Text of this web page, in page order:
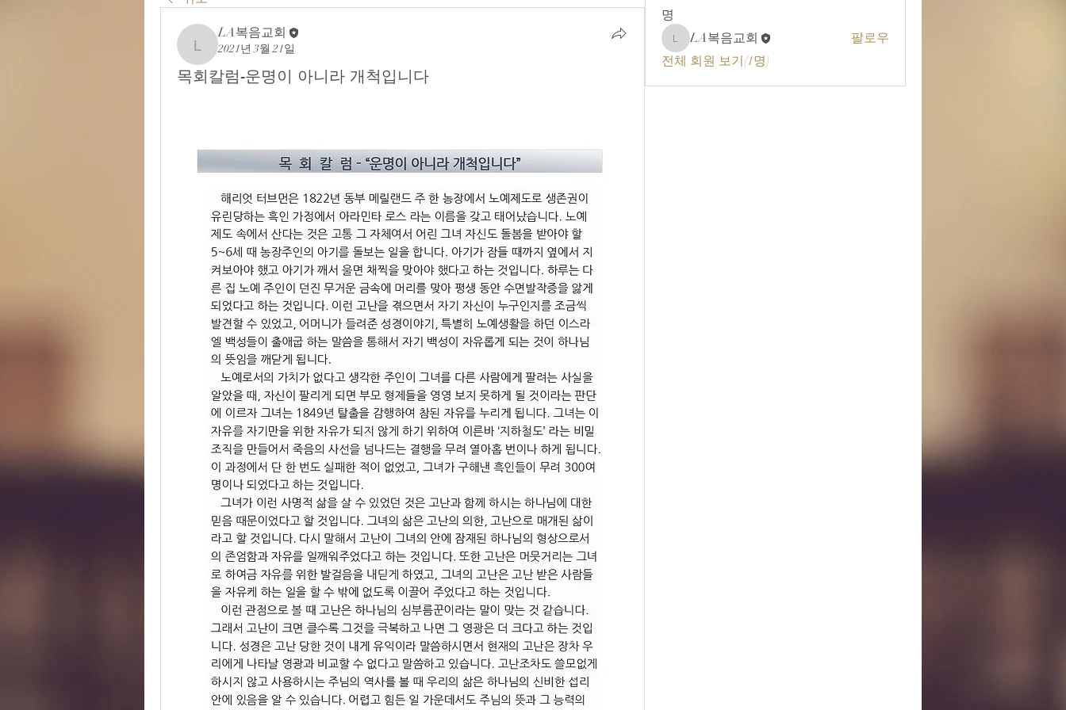
LA복음교회
LA복음교회
2021년 3월 21일
목회칼럼-운명이 아니라 개척입니다
명
LA복음교회
LA복음교회
팔로우
전체 회원 보기(1명)